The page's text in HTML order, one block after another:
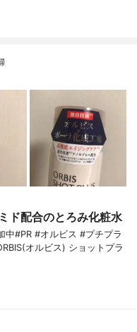
ド配合のとろみ化粧水
中#PR #オルビス #プチプラ
オルビス) ショットプラ